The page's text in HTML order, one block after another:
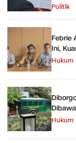
Politik
Febrie
Ini,
Hukum
Hukum